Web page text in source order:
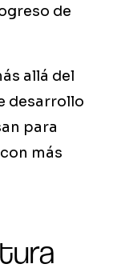
de
allá del
desarrollo
para
más